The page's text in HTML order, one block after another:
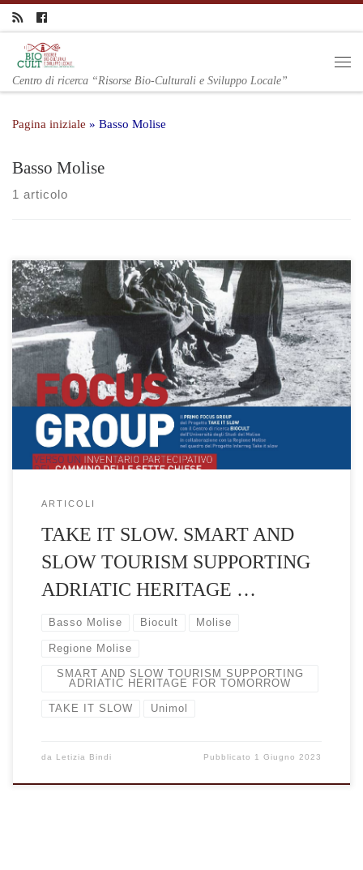
Centro di ricerca “Risorse Bio-Culturali e Sviluppo Locale”
Pagina iniziale » Basso Molise
Basso Molise
1 articolo
Il progetto prevede la ricerca preliminare, i focus groups, le
ricerche documentarie e di archivio, le interviste in profondità
volte alla realizzazione della mappa dei luoghi di interesse
patrimoniale materiale […]
ARTICOLI
TAKE IT SLOW. SMART AND
SLOW TOURISM SUPPORTING
ADRIATIC HERITAGE …
Basso Molise Biocult Molise
Regione Molise
SMART AND SLOW TOURISM SUPPORTING
ADRIATIC HERITAGE FOR TOMORROW
TAKE IT SLOW Unimol
da Letizia Bindi Pubblicato 1 Giugno 2023